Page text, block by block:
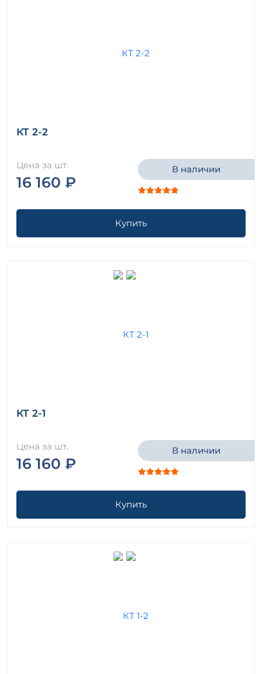
КТ 2-2
Цена за шт.
16 160 ₽
В наличии
Купить
КТ 2-1
Цена за шт.
16 160 ₽
В наличии
Купить